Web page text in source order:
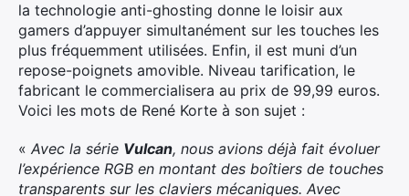
la technologie anti-ghosting donne le loisir aux
gamers d’appuyer simultanément sur les touches les
plus fréquemment utilisées. Enfin, il est muni d’un
repose-poignets amovible. Niveau tarification, le
fabricant le commercialisera au prix de 99,99 euros.
Voici les mots de René Korte à son sujet :
« Avec la série Vulcan, nous avions déjà fait évoluer
l’expérience RGB en montant des boîtiers de touches
transparents sur les claviers mécaniques. Avec